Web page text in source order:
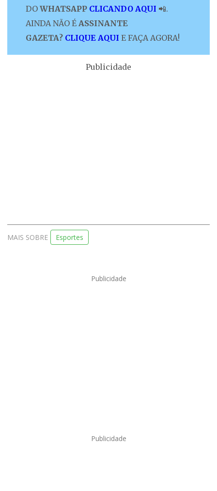
DO WHATSAPP CLICANDO AQUI 📲.
AINDA NÃO É ASSINANTE
GAZETA? CLIQUE AQUI E FAÇA AGORA!
Publicidade
MAIS SOBRE Esportes
Publicidade
Publicidade